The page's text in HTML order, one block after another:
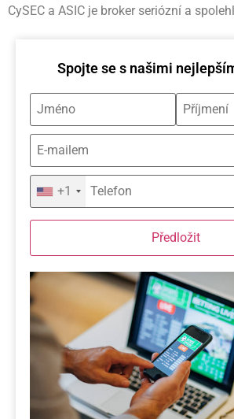
CySEC a ASIC je broker seriózní a
Spojte se s našimi
+1
Předložit